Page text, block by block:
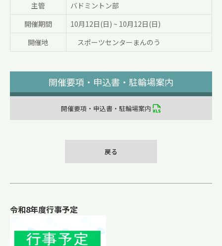
主管
バドミントン部
開催期間
10月12日(日) ~ 10月12日(日)
開催地
スポーツセンターまんのう
開催要項・申込書・駐輪場案内
開催要項・申込書・駐輪場案内
戻る
令和8年度行事予定